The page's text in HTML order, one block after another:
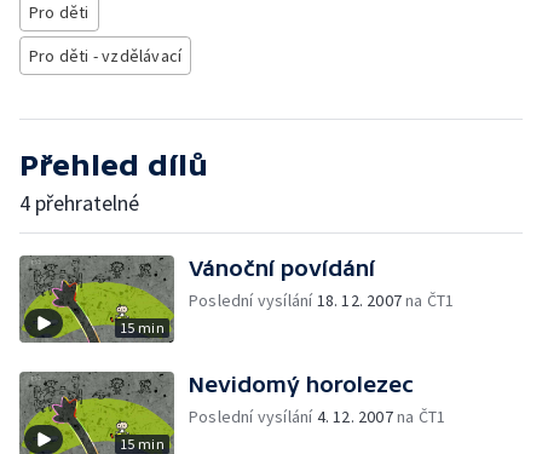
Pro děti
Pro děti - vzdělávací
Přehled dílů
4 přehratelné
15 min
Vánoční povídání
Poslední vysílání18. 12. 2007na ČT1
15 min
Nevidomý horolezec
Poslední vysílání4. 12. 2007na ČT1